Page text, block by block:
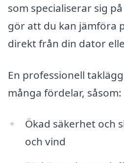
som specialiserar sig
gör att du kan jämföra
direkt från din dator
En professionell
många fördelar, såsom:
Ökad säkerhet och
och vind